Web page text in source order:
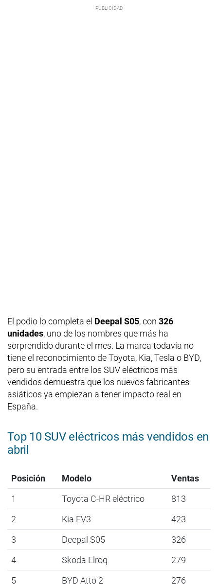
El podio lo completa el Deepal S05, con 326
unidades, uno de los nombres que más ha
sorprendido durante el mes. La marca todavía no
tiene el reconocimiento de Toyota, Kia, Tesla o BYD,
pero su entrada entre los SUV eléctricos más
vendidos demuestra que los nuevos fabricantes
asiáticos ya empiezan a tener impacto real en
España.
Top 10 SUV eléctricos más vendidos en
abril
Posición Modelo
Ventas
1
Toyota C-HR eléctrico
813
2
Kia EV3
423
3
Deepal S05
326
4
Skoda Elroq
279
5
BYD Atto 2
276